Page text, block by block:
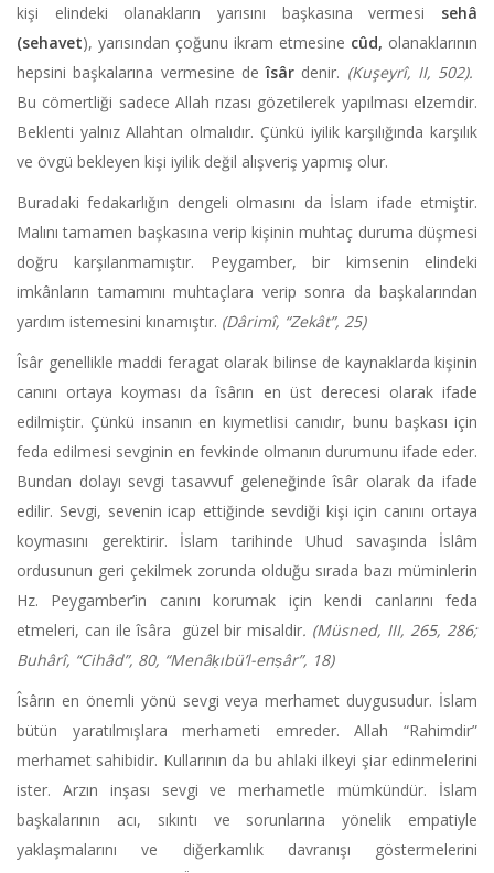
kişi elindeki olanakların yarısını başkasına vermesi sehâ
(sehavet), yarısından çoğunu ikram etmesine cûd, olanaklarının
hepsini başkalarına vermesine deîsâr denir. (Kuşeyrî, II, 502).
Bu cömertliği sadece Allah rızası gözetilerek yapılması elzemdir.
Beklenti yalnız Allahtan olmalıdır. Çünkü iyilik karşılığında karşılık
ve övgü bekleyen kişi iyilik değil alışveriş yapmış olur.
Buradaki fedakarlığın dengeli olmasını da İslam ifade etmiştir.
Malını tamamen başkasına verip kişinin muhtaç duruma düşmesi
doğru karşılanmamıştır. Peygamber, bir kimsenin elindeki
imkânların tamamını muhtaçlara verip sonra da başkalarından
yardım istemesini kınamıştır. (Dârimî, “Zekât”, 25)
Îsâr genellikle maddi feragat olarak bilinse de kaynaklarda kişinin
canını ortaya koyması da îsârın en üst derecesi olarak ifade
edilmiştir. Çünkü insanın en kıymetlisi canıdır, bunu başkası için
feda edilmesi sevginin en fevkinde olmanın durumunu ifade eder.
Bundan dolayı sevgi tasavvuf geleneğinde îsâr olarak da ifade
edilir. Sevgi, sevenin icap ettiğinde sevdiği kişi için canını ortaya
koymasını gerektirir. İslam tarihinde Uhud savaşında İslâm
ordusunun geri çekilmek zorunda olduğu sırada bazı müminlerin
Hz. Peygamber’in canını korumak için kendi canlarını feda
etmeleri, can ile îsâra güzel bir misaldir. (Müsned, III, 265, 286;
Buhârî, “Cihâd”, 80, “Menâḳıbü’l-enṣâr”, 18)
Îsârın en önemli yönü sevgi veya merhamet duygusudur. İslam
bütün yaratılmışlara merhameti emreder. Allah “Rahimdir”
merhamet sahibidir. Kullarının da bu ahlaki ilkeyi şiar edinmelerini
ister. Arzın inşası sevgi ve merhametle mümkündür. İslam
başkalarının acı, sıkıntı ve sorunlarına yönelik empatiyle
yaklaşmalarını ve diğerkamlık davranışı göstermelerini